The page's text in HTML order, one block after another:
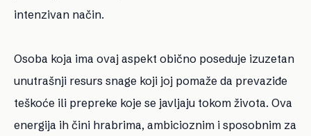
intenzivan način.
Osoba koja ima ovaj aspekt obično poseduje izuzetan
unutrašnji resurs snage koji joj pomaže da prevaziđe
teškoće ili prepreke koje se javljaju tokom života. Ova
energija ih čini hrabrima, ambicioznim i sposobnim za